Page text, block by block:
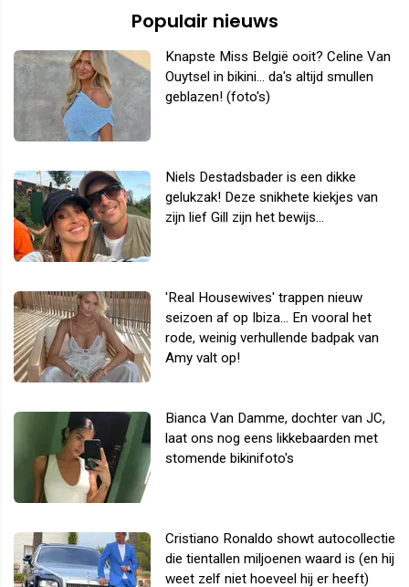
Populair nieuws
Knapste Miss België ooit? Celine Van
Ouytsel in bikini... da's altijd smullen
geblazen! (foto's)
Niels Destadsbader is een dikke
gelukzak! Deze snikhete kiekjes van
zijn lief Gill zijn het bewijs...
'Real Housewives' trappen nieuw
seizoen af op Ibiza... En vooral het
rode, weinig verhullende badpak van
Amy valt op!
Bianca Van Damme, dochter van JC,
laat ons nog eens likkebaarden met
stomende bikinifoto's
Cristiano Ronaldo showt autocollectie
die tientallen miljoenen waard is (en hij
weet zelf niet hoeveel hij er heeft)